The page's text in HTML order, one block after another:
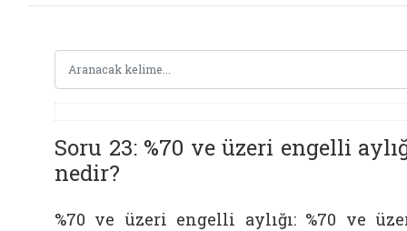
Soru 23: %70 ve üzeri engelli
nedir?
%70 ve üzeri engelli aylığı: %70 ve